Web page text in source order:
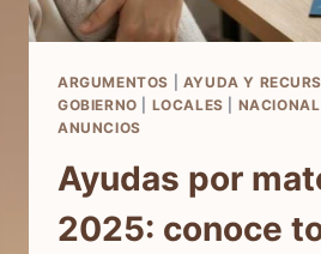
ARGUMENTOS AYUDA Y
GOBIERNO
LOCALES NACIONAL
ANUNCIOS
Ayudas por
2025: conoce